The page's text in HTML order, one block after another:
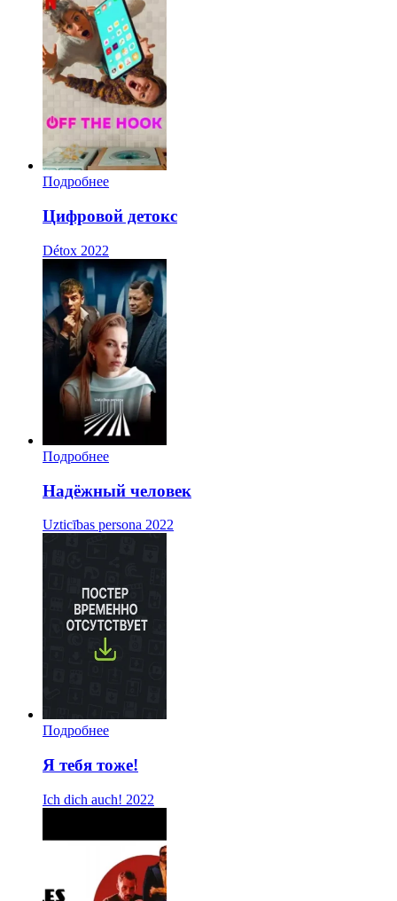
Подробнее
Цифровой детокс
Détox 2022
Подробнее
Надёжный человек
Uzticības persona 2022
Подробнее
Я тебя тоже!
Ich dich auch! 2022